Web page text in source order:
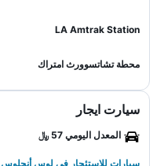
LA Amtrak Station
محطة تشاتسوورث امتراك
سيارت ايجار
المعدل اليومي 57 ﷼
سيارات للاستئجار في لوس أنجلوس